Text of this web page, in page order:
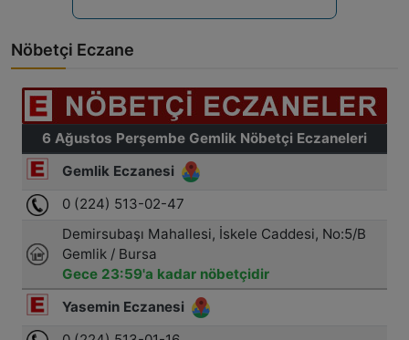
Nöbetçi Eczane